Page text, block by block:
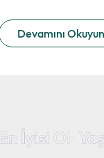
Devamını Okuyun